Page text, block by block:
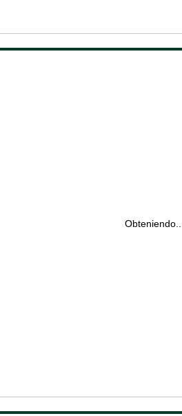
Obteniendo...